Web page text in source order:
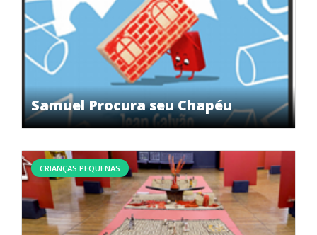
Samuel Procura seu Chapéu
CRIANÇAS PEQUENAS